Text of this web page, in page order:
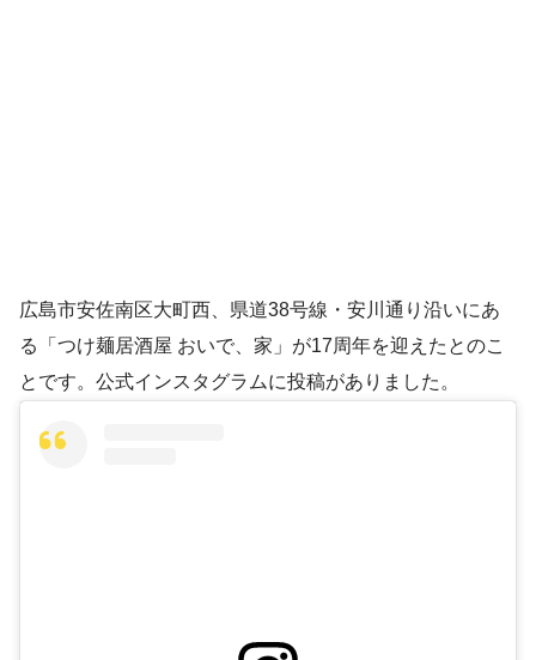
広島市安佐南区大町西、県道38号線・安川通り沿いにあ
る「つけ麺居酒屋 おいで、家」が17周年を迎えたとのこ
とです。公式インスタグラムに投稿がありました。